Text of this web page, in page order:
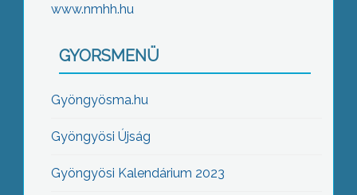
www.nmhh.hu
GYORSMENÜ
Gyöngyösma.hu
Gyöngyösi Újság
Gyöngyösi Kalendárium 2023